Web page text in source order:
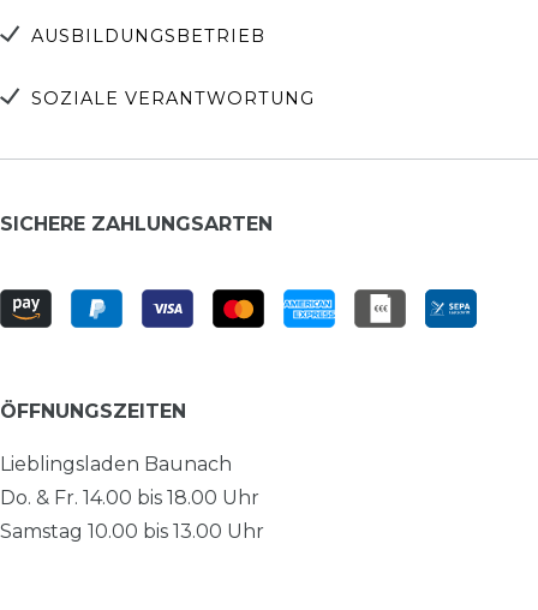
AUSBILDUNGSBETRIEB
SOZIALE VERANTWORTUNG
SICHERE ZAHLUNGSARTEN
ÖFFNUNGSZEITEN
Lieblingsladen Baunach
Do. & Fr. 14.00 bis 18.00 Uhr
Samstag 10.00 bis 13.00 Uhr